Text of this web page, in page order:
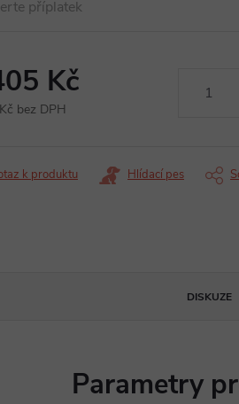
Kč
bez DPH
k produktu Hlídací pes
DISKUZE
Parametry